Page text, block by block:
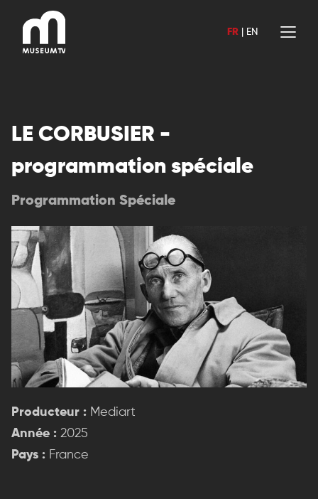
contenu
FR EN
LE CORBUSIER -
programmation spéciale
Programmation Spéciale
Producteur : Mediart
Année : 2025
Pays : France